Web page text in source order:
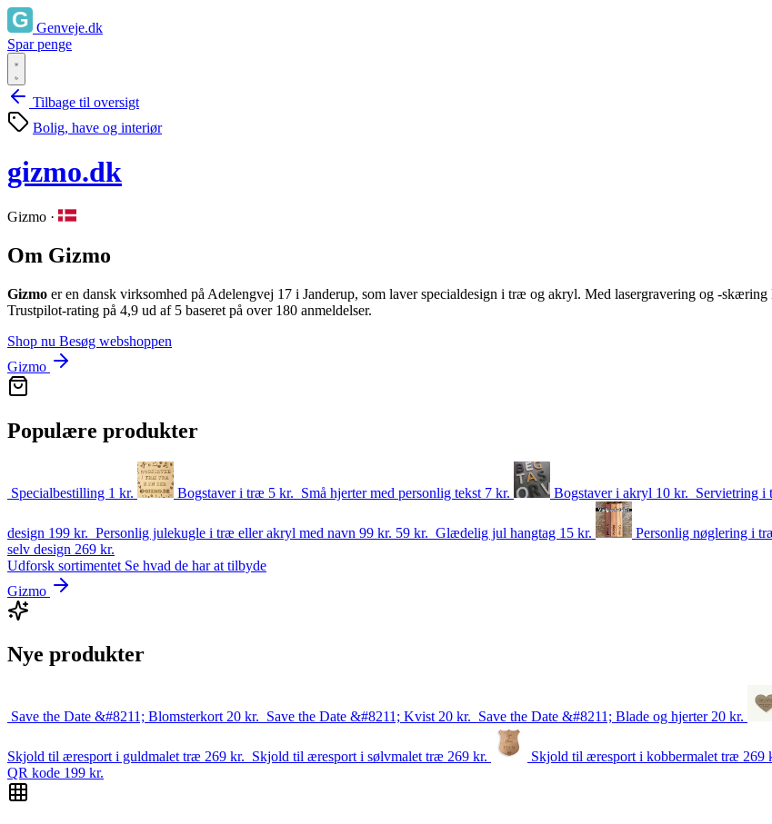
Genveje.dk
Spar penge
Tilbage til oversigt
Bolig, have og interiør
gizmo.dk
Gizmo ·
Om Gizmo
Gizmo er en dansk virksomhed på Adelengvej 17 i Janderup, som laver specialdesign i træ og akryl. Med lasergravering og -
Trustpilot‑rating på 4,9 ud af 5 baseret på over 180 anmeldelser.
Shop nu Besøg webshoppen
Gizmo
Populære produkter
Specialbestilling 1 kr. Bogstaver i træ 5 kr. Små hjerter med personlig tekst 7 kr. Bogstaver i akryl 10 kr. Servietring i
design 199 kr. Personlig julekugle i træ eller akryl med navn 99 kr. 59 kr. Glædelig jul hangtag 15 kr. Personlig nøglering i
selv design 269 kr.
Udforsk sortimentet Se hvad de har at tilbyde
Gizmo
Nye produkter
Save the Date &#8211; Blomsterkort 20 kr. Save the Date &#8211; Kvist 20 kr. Save the Date &#8211; Blade og hjerter 20 kr.
Skjold til æresport i guldmalet træ 269 kr. Skjold til æresport i sølvmalet træ 269 kr. Skjold til æresport i kobbermalet træ 269
QR kode 199 kr.